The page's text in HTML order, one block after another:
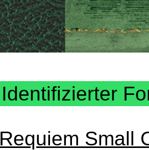
Identifizierter
Requiem Small